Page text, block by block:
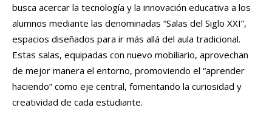
busca acercar la tecnología y la innovación educativa a los
alumnos mediante las denominadas “Salas del Siglo XXI”,
espacios diseñados para ir más allá del aula tradicional.
Estas salas, equipadas con nuevo mobiliario, aprovechan
de mejor manera el entorno, promoviendo el “aprender
haciendo” como eje central, fomentando la curiosidad y
creatividad de cada estudiante.